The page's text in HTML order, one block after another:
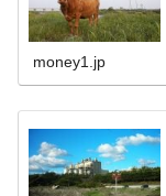
発。
韓
ャンペーン」⇒ あ
『Money1』
韓
ぎ」では。
『Money1』
韓
money1.jp